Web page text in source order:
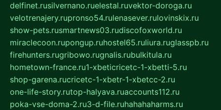
delfinet.rusilvernano.ruelestal.ruvektor-doroga.ru
velotrenajery.rupronso54.rulenasever.rulovinskix.ru
show-pets.rusmartnews03.rudiscofoxworld.ru
miraclecoon.rupongup.ruhostel65.ruliura.ruglasspb.ru
firehunters.rugribowo.rugnalis.rubulkitula.ru
hometown-france.ru1-xbeticricetc-1-xbetti-5.ru
shop-garena.rucricetc-1-xbetr-1-xbetcc-2.ru
one-life-story.rutop-halyava.ruaccounts112.ru
poka-vse-doma-2.ru3-d-file.ruhahahaharms.ru